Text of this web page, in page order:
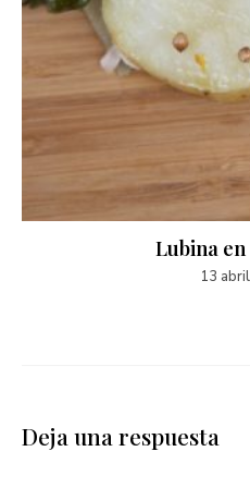
Lubina
13
Deja una respuesta